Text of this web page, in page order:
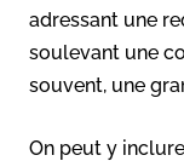
adressant une
soulevant une
souvent, une
On peut y